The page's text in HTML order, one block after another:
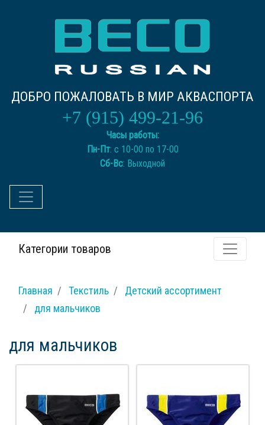
ДОБРО ПОЖАЛОВАТЬ В МИР АКВАСПОРТА
+7 (915) 499-21-96
Часы работы:
Пн-Пт: с 10-00 по 17-00
Сб-Вс: Выходной
Категории товаров
Главная Текстиль
Детский ассортимент
для мальчиков
для мальчиков